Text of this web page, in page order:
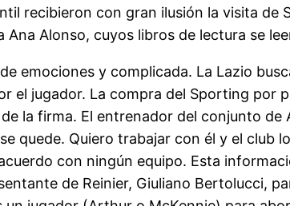
recibieron con gran ilusión la visita de
Alonso, cuyos libros de lectura se
emociones y complicada. La Lazio
el jugador. La compra del Sporting por
la firma. El entrenador del conjunto
quede. Quiero trabajar con él y el club
con ningún equipo. Esta
de Reinier, Giuliano Bertolucci,